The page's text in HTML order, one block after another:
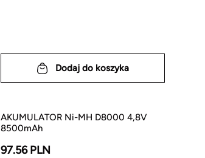
Dodaj do koszyka
AKUMULATOR Ni-MH D8000 4,8V
8500mAh
97.56 PLN